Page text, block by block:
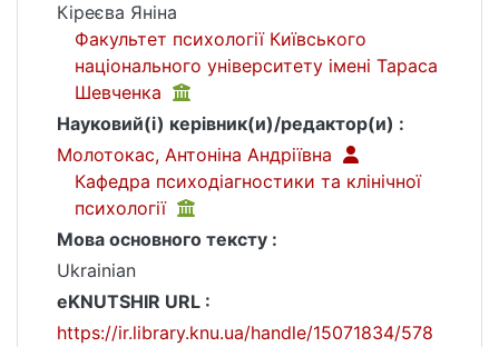
Кіреєва Яніна
Факультет психології Київського
національного університету імені Тараса
Шевченка
Науковий(і) керівник(и)/редактор(и) :
Молотокас, Антоніна Андріївна
Кафедра психодіагностики та клінічної
психології
Мова основного тексту :
Ukrainian
eKNUTSHIR URL :
https://ir.library.knu.ua/handle/15071834/578